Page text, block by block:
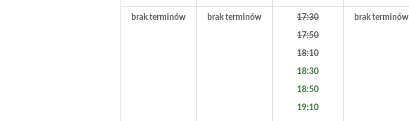
brak terminów brak terminów 17:30
17:50
18:10
18:30
18:50
19:10
brak terminów